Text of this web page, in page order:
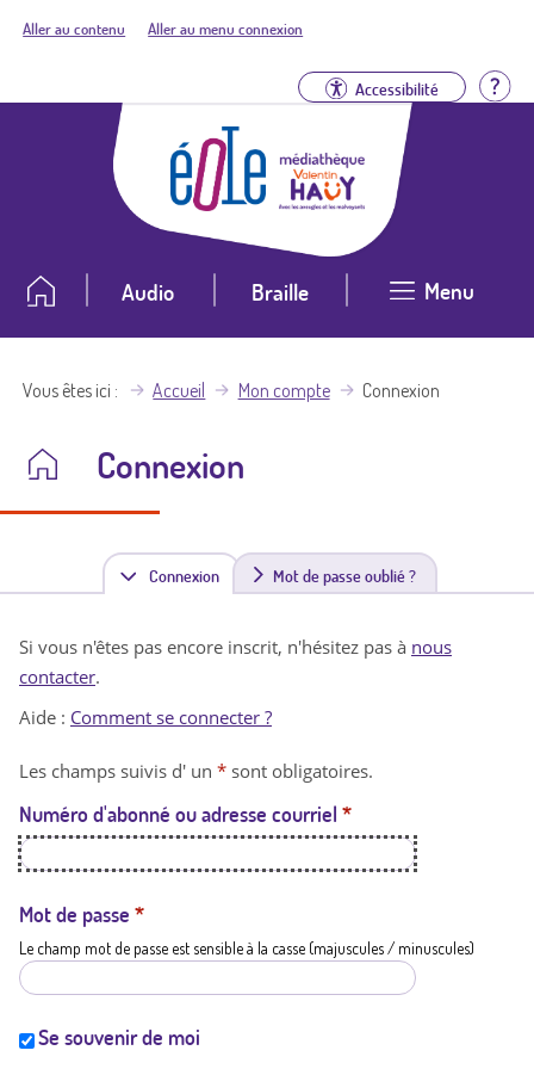
Aller au contenu Aller au menu connexion
Accessibilité
Audio Braille Menu
Vous êtes ici Accueil Mon compte Connexion
Connexion
Connexion(
n
t
a
t
i
Mot de passe oublié ?
Si vous n'êtes pas encore inscrit, n'hésitez pas à nous
contacter.
Aide : Comment se connecter ?
Les champs suivis d' un * sont obligatoires.
Numéro d'abonné ou adresse courriel *
Mot de passe *
Le champ mot de passe est sensible à la casse (majuscules / minuscules)
Se souvenir de moi